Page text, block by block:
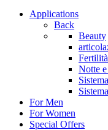
Applications
Back
Beauty
Notte
For Men
For Women
Special Offers